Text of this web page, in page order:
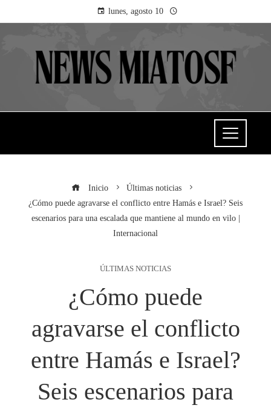
lunes, agosto 10
Inicio
Últimas noticias
¿Cómo puede agravarse el conflicto entre Hamás e Israel? Seis
escenarios para una escalada que mantiene al mundo en vilo |
Internacional
ÚLTIMAS NOTICIAS
¿Cómo puede
agravarse el conflicto
entre Hamás e Israel?
Seis escenarios para